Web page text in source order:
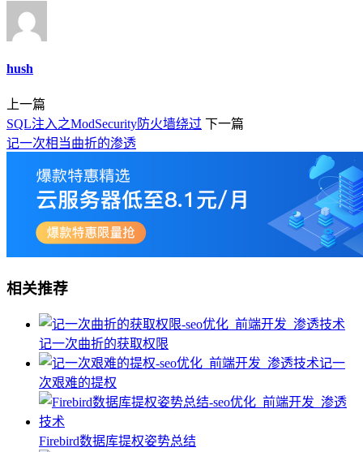
hush
上一篇
SQL注入之ModSecurity防火墙绕过 下一篇
记一次相当曲折的渗透
相关推荐
记一次曲折的获取权限
记一
次艰难的提权
Firebird数据库提权姿势总结